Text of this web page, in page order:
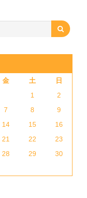
金 土
日
1
2
7 8
9
14 15
16
21 22
23
28 29
30